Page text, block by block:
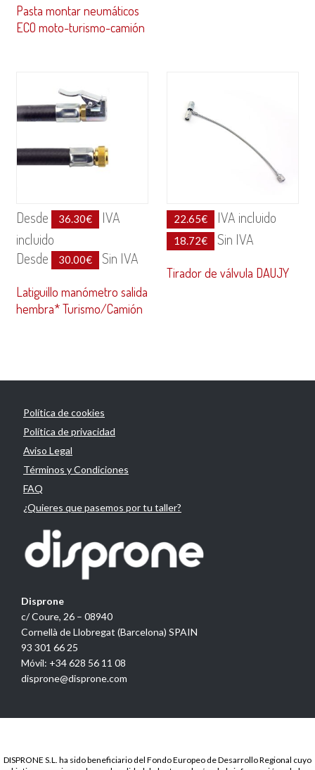
Pasta montar neumáticos
ECO moto-turismo-camión
Desde 36.30€
IVA
incluido
Desde
30.00€ Sin IVA
Latiguillo manómetro salida
hembra* Turismo/Camión
22.65€ IVA incluido
18.72€ Sin IVA
Tirador de válvula DAUJY
Política de cookies
Política de privacidad
Aviso Legal
Términos y Condiciones
FAQ
¿Quieres que pasemos por tu taller?
Disprone
c/ Coure, 26 – 08940
Cornellà de Llobregat (Barcelona) SPAIN
93 301 66 25
Móvil: +34 628 56 11 08
disprone@disprone.com
DISPRONE S.L. ha sido beneficiario del Fondo Europeo de Desarrollo Regional cuyo